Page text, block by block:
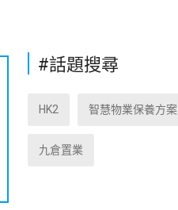
#話題搜尋
HK2 智慧物業保養方案
九倉置業